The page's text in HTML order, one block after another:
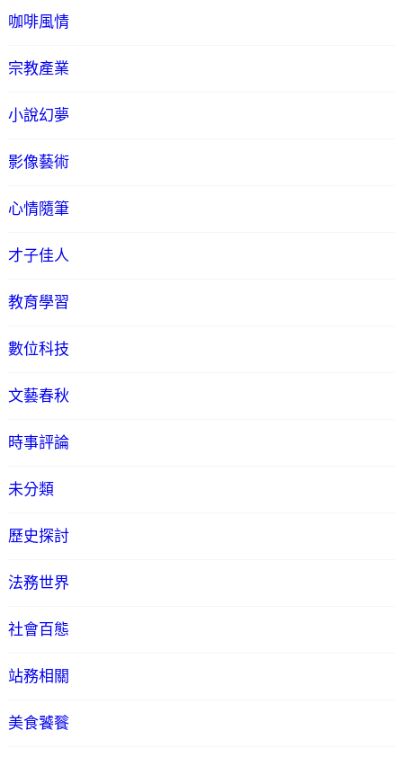
咖啡風情
宗教產業
小說幻夢
影像藝術
心情隨筆
才子佳人
教育學習
數位科技
文藝春秋
時事評論
未分類
歷史探討
法務世界
社會百態
站務相關
美食饕餮